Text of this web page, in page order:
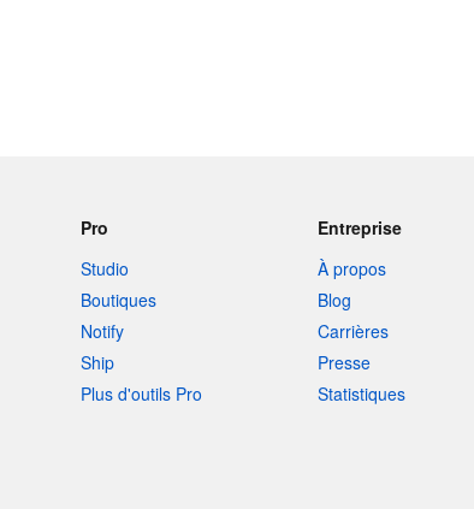
Pro
Studio
Boutiques
Notify
Ship
Plus d'outils Pro
Entreprise
À propos
Blog
Carrières
Presse
Statistiques